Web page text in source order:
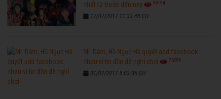
nhất từ trước đến nay
96194
17/07/2017 11:33:48 CH
Mr. Đàm, Hồ Ngọc Hà quyết add facebook
nhau vì tin đồn đã nghỉ chơi
76299
31/07/2017 5:03:06 CH